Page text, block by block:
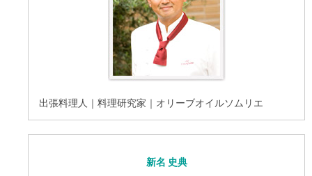
出張料理人｜料理研究家｜オリーブオイルソムリエ
新名 史典